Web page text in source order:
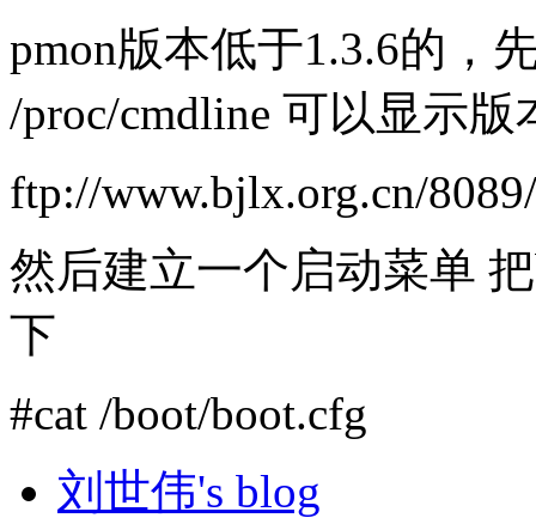
pmon版本低于1.3.6的，
/proc/cmdline 可以显示版
ftp://www.bjlx.org.cn/
然后建立一个启动菜单
下
#cat /boot/boot.cfg
刘世伟's blog